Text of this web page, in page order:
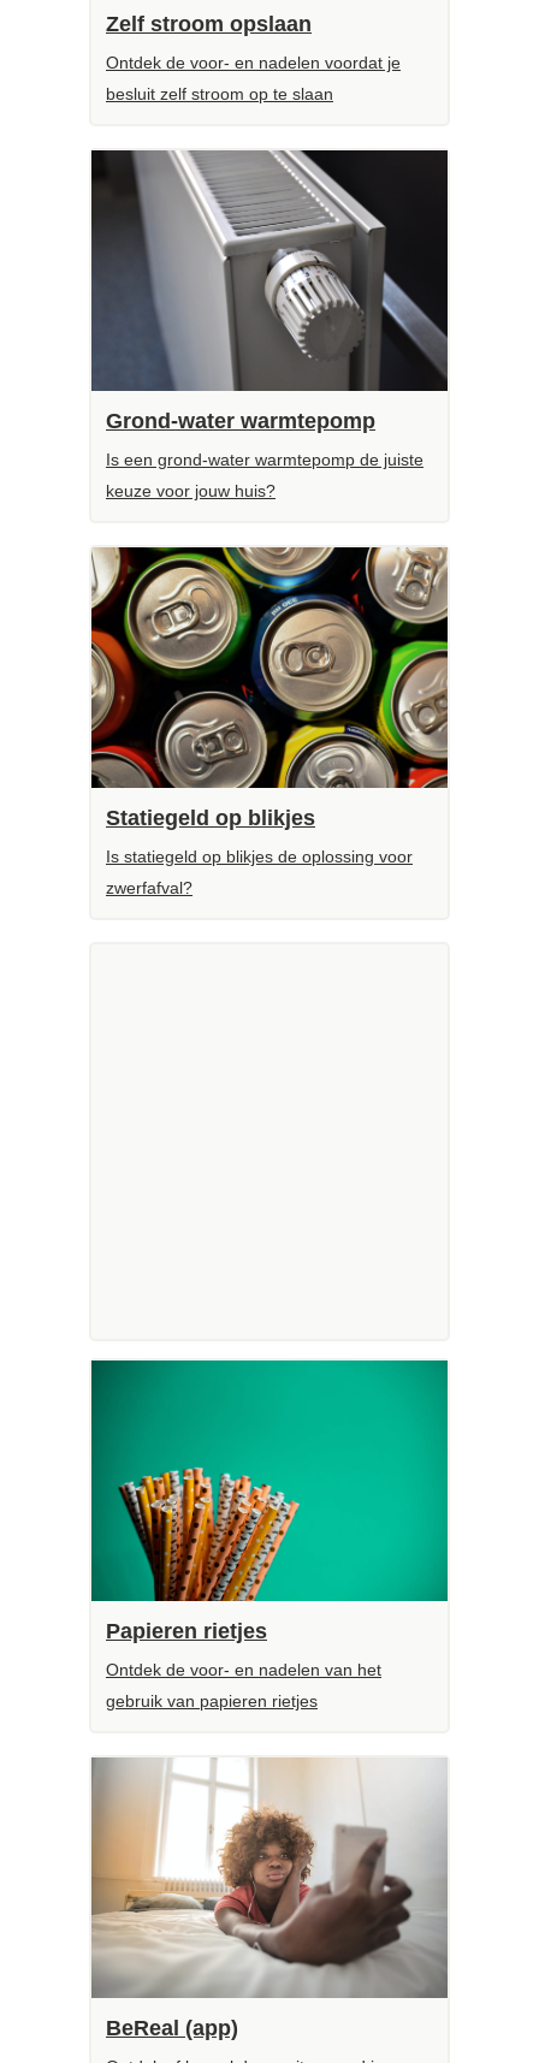
Zelf stroom opslaan
Ontdek de voor- en nadelen voordat je
besluit zelf stroom op te slaan
Grond-water warmtepomp
Is een grond-water warmtepomp de juiste
keuze voor jouw huis?
Statiegeld op blikjes
Is statiegeld op blikjes de oplossing voor
zwerfafval?
Papieren rietjes
Ontdek de voor- en nadelen van het
gebruik van papieren rietjes
BeReal (app)